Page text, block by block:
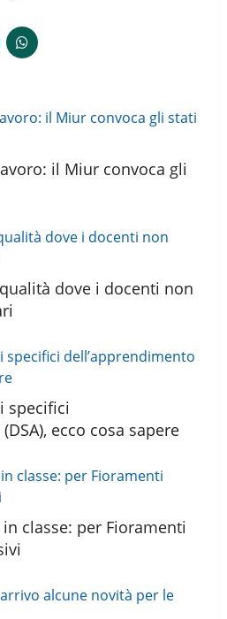
il Miur convoca gli
dove i docenti non
specifici
ecco cosa sapere
classe: per Fioramenti